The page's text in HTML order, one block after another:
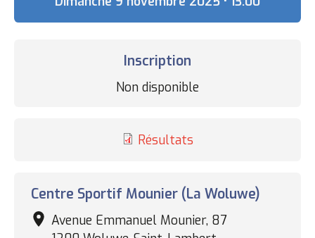
Complexe
sportif
Centre Sportif Mounier (La Woluwe)
Avenue Emmanuel Mounier, 87
Inscription
Non disponible
Résultats